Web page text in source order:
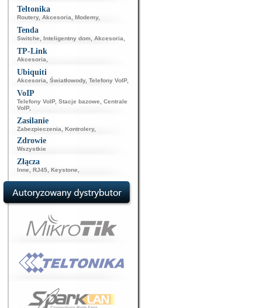
Teltonika
Routery, Akcesoria Modemy,
Tenda
Switche Inteligentny dom Akcesoria
TP-Link
Akcesoria
Ubiquiti
Akcesoria Światłowody, Telefony VoIP,
VoIP
Telefony VoIP, Stacje bazowe
Centrale
VoIP,
Zasilanie
Zabezpieczenia Kontrolery,
Zdrowie
Wszystkie
Złącza
Inne RJ45 Keystone